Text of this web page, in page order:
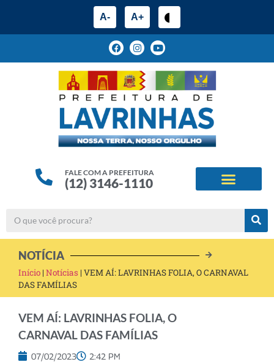
A- A+
FALE COM A PREFEITURA
(12) 3146-1110
NOTÍCIA
Início | Notícias | VEM AÍ: LAVRINHAS FOLIA, O CARNAVAL
DAS FAMÍLIAS
VEM AÍ: LAVRINHAS FOLIA, O
CARNAVAL DAS FAMÍLIAS
07/02/2023 2:42 PM